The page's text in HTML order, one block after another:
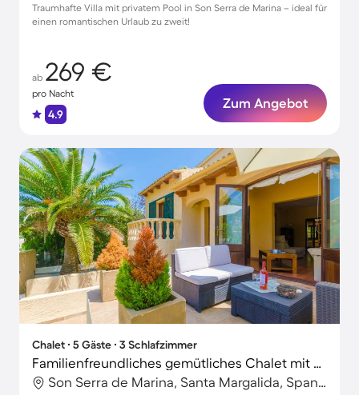
Traumhafte Villa mit privatem Pool in Son Serra de Marina – ideal für
einen romantischen Urlaub zu zweit!
ab 269 €
pro Nacht
4.9
Zum Angebot
Chalet ∙ 5 Gäste ∙ 3 Schlafzimmer
Familienfreundliches gemütliches Chalet mit Garten, Grill und Terrasse
Son Serra de Marina, Santa Margalida, Spanien